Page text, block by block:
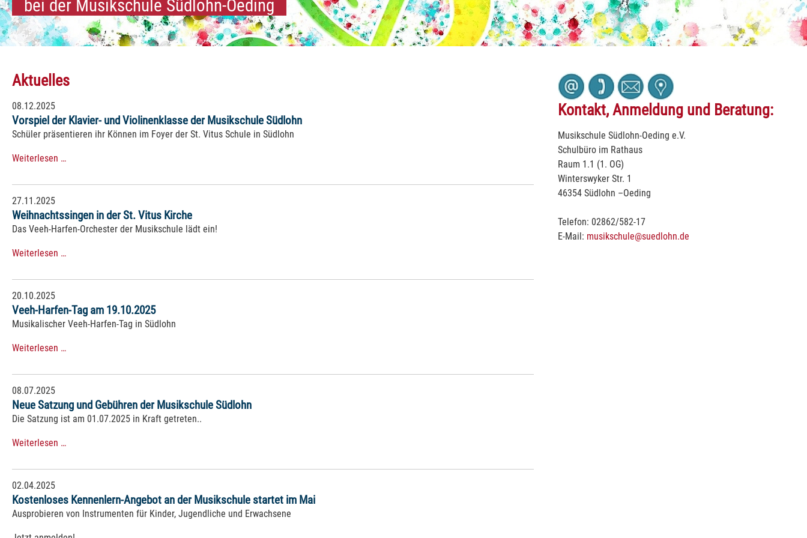
bei der Musikschule Südlohn-Oeding
Aktuelles
08.12.2025
Vorspiel der Klavier- und Violinenklasse der Musikschule Südlohn
Schüler präsentieren ihr Können im Foyer der St. Vitus Schule in Südlohn
Weiterlesen …
27.11.2025
Weihnachtssingen in der St. Vitus Kirche
Das Veeh-Harfen-Orchester der Musikschule lädt ein!
Weiterlesen …
20.10.2025
Veeh-Harfen-Tag am 19.10.2025
Musikalischer Veeh-Harfen-Tag in Südlohn
Weiterlesen …
08.07.2025
Neue Satzung und Gebühren der Musikschule Südlohn
Die Satzung ist am 01.07.2025 in Kraft getreten..
Weiterlesen …
02.04.2025
Kostenloses Kennenlern-Angebot an der Musikschule startet im Mai
Ausprobieren von Instrumenten für Kinder, Jugendliche und Erwachsene
Kontakt, Anmeldung und Beratung:
Musikschule Südlohn-Oeding e.V.
Schulbüro im Rathaus
Raum 1.1 (1. OG)
Winterswyker Str. 1
46354 Südlohn –Oeding
Telefon: 02862/582-17
E-Mail: musikschule@suedlohn.de